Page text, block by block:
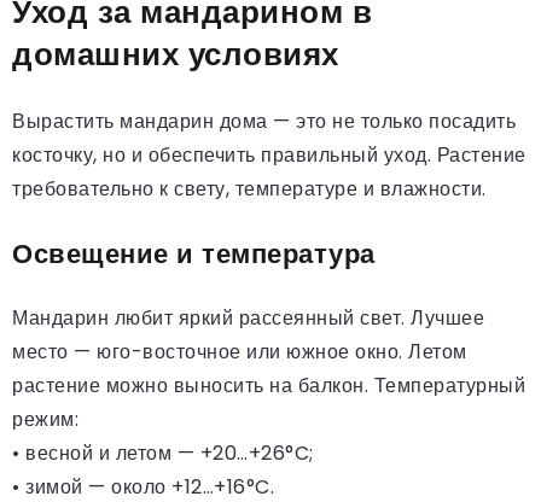
Уход за мандарином в
домашних условиях
Вырастить мандарин дома — это не только посадить
косточку, но и обеспечить правильный уход. Растение
требовательно к свету, температуре и влажности.
Освещение и температура
Мандарин любит яркий рассеянный свет. Лучшее
место — юго-восточное или южное окно. Летом
растение можно выносить на балкон. Температурный
режим:
• весной и летом — +20…+26°C;
• зимой — около +12…+16°C.